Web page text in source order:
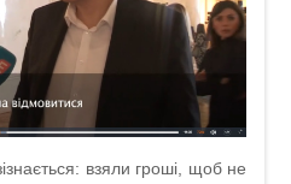
взяли гроші, щоб не